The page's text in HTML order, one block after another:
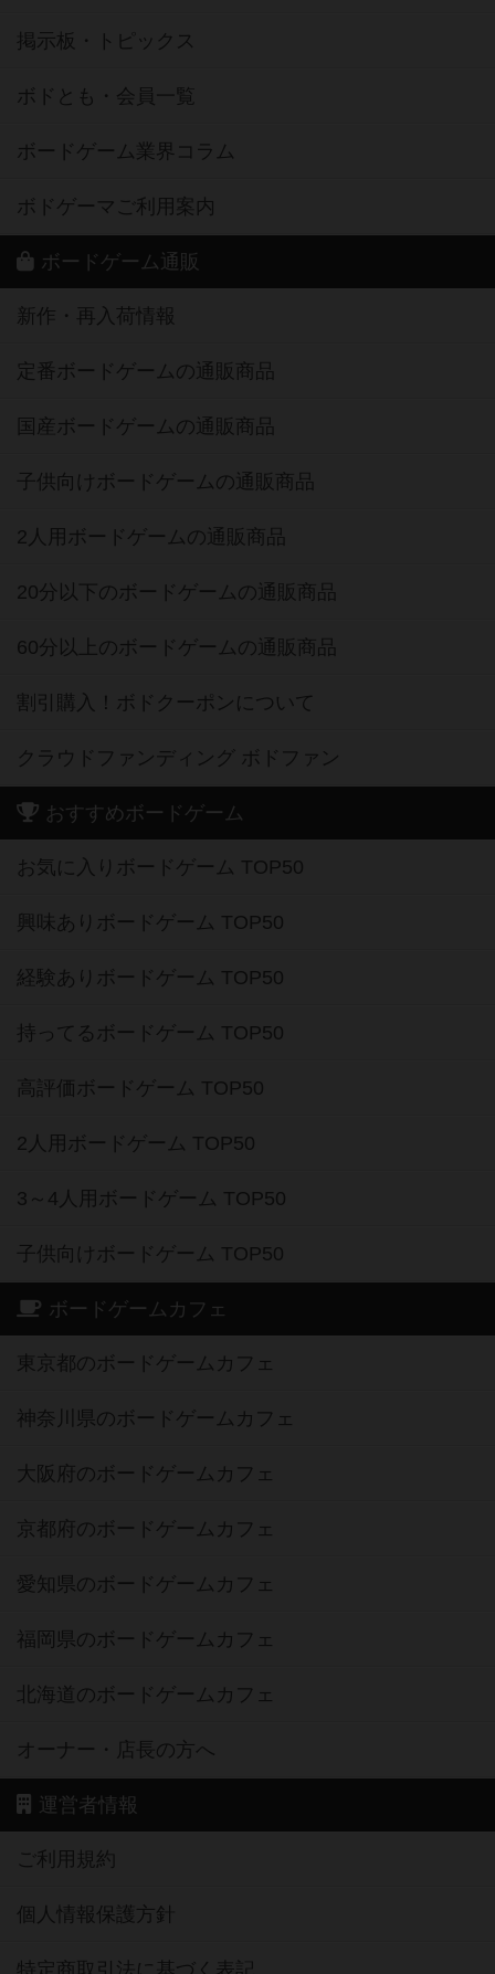
掲示板・トピックス
ボドとも・会員一覧
ボードゲーム業界コラム
ボドゲーマご利用案内
ボードゲーム通販
新作・再入荷情報
定番ボードゲームの通販商品
国産ボードゲームの通販商品
子供向けボードゲームの通販商品
2人用ボードゲームの通販商品
20分以下のボードゲームの通販商品
60分以上のボードゲームの通販商品
割引購入！ボドクーポンについて
クラウドファンディング ボドファン
おすすめボードゲーム
お気に入りボードゲーム TOP50
興味ありボードゲーム TOP50
経験ありボードゲーム TOP50
持ってるボードゲーム TOP50
高評価ボードゲーム TOP50
2人用ボードゲーム TOP50
3～4人用ボードゲーム TOP50
子供向けボードゲーム TOP50
ボードゲームカフェ
東京都のボードゲームカフェ
神奈川県のボードゲームカフェ
大阪府のボードゲームカフェ
京都府のボードゲームカフェ
愛知県のボードゲームカフェ
福岡県のボードゲームカフェ
北海道のボードゲームカフェ
オーナー・店長の方へ
運営者情報
ご利用規約
個人情報保護方針
特定商取引法に基づく表記